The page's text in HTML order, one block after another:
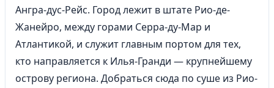
Ангра-дус-Рейс. Город лежит в штате Рио-де-
Жанейро, между горами Серра-ду-Мар и
Атлантикой, и служит главным портом для тех,
кто направляется к Илья-Гранди — крупнейшему
острову региона. Добраться сюда по суше из Рио-